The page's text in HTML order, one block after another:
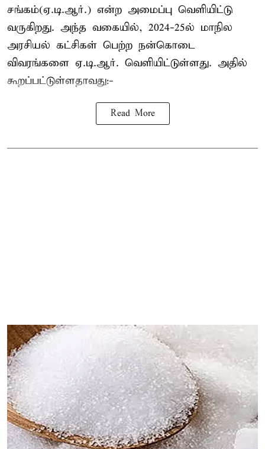
சங்கம்(ஏ.டி.ஆர்.) என்ற அமைப்பு வெளியிட்டு
வருகிறது. அந்த வகையில், 2024-25ல் மாநில
அரசியல் கட்சிகள் பெற்ற நன்கொடை
விவரங்களை ஏ.டி.ஆர். வெளியிட்டுள்ளது. அதில்
கூறப்பட்டுள்ளதாவது:-
Read More